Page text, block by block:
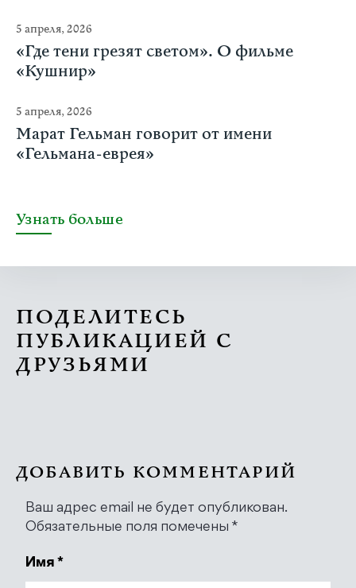
5 апреля, 2026
«Где тени грезят светом». О фильме
«Кушнир»
5 апреля, 2026
Марат Гельман говорит от имени
«Гельмана-еврея»
Узнать больше
ПОДЕЛИТЕСЬ
ПУБЛИКАЦИЕЙ С
ДРУЗЬЯМИ
ДОБАВИТЬ КОММЕНТАРИЙ
Ваш адрес email не будет опубликован.
Обязательные поля помечены *
Имя *